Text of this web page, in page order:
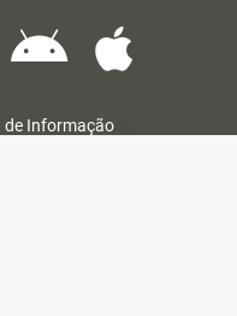
de Informação